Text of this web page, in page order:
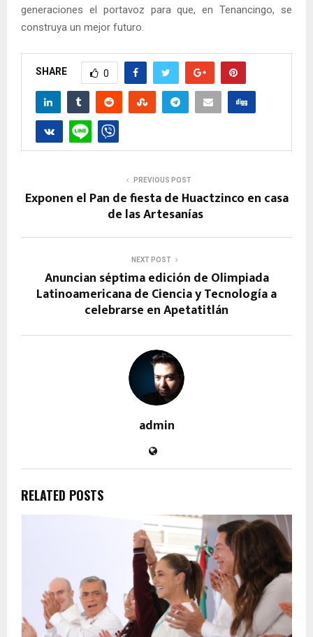
generaciones el portavoz para que, en Tenancingo, se
construya un mejor futuro.
SHARE 0
PREVIOUS POST
Exponen el Pan de fiesta de Huactzinco en casa
de las Artesanías
NEXT POST
Anuncian séptima edición de Olimpiada
Latinoamericana de Ciencia y Tecnología a
celebrarse en Apetatitlán
admin
RELATED POSTS